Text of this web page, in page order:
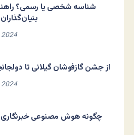
شناسه شخصی یا رسمی؟
از جشن گازفوشان گیلانی تا
چگونه هوش مصنوعی خبرنگاری